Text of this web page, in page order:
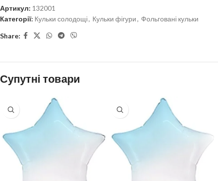
Артикул: 132001
Категорії: Кульки солодощі, Кульки фігури, Фольговані кульки
Share:
Супутні товари